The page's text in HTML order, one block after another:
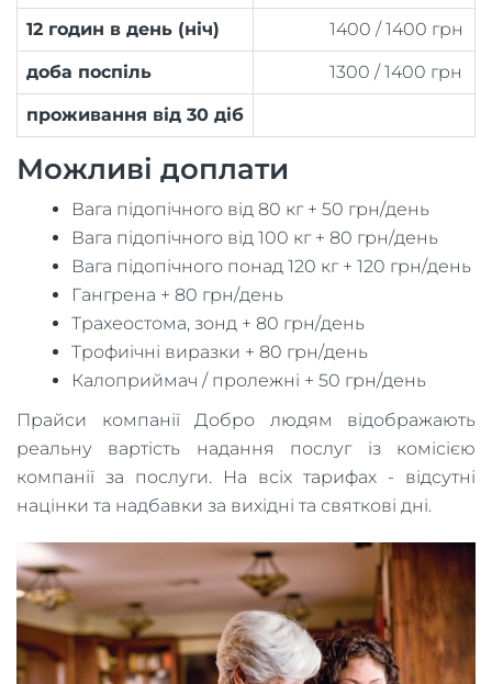
12 годин в день (ніч) 1400 / 1400 грн
доба поспіль 1300 / 1400 грн
проживання від 30 діб
Можливі доплати
Вага підопічного від 80 кг + 50 грн/день
Вага підопічного від 100 кг + 80 грн/день
Вага підопічного понад 120 кг + 120 грн/день
Гангрена + 80 грн/день
Трахеостома, зонд + 80 грн/день
Трофиічні виразки + 80 грн/день
Калоприймач / пролежні + 50 грн/день
Прайси компанії Добро людям відображають
реальну вартість надання послуг із комісією
компанії за послуги. На всіх тарифах - відсутні
націнки та надбавки за вихідні та святкові дні.